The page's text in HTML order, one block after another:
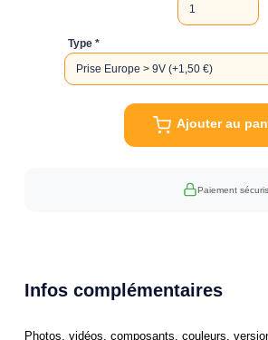
Type
Ajouter au
Paiement
Infos complémentaires
Photos, vidéos, composants, couleurs,